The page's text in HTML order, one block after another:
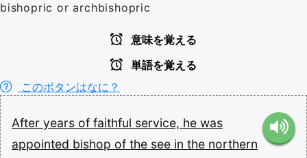
bishopric or archbishopric
意味を覚える
単語を覚える
このボタンはなに？
After years of faithful service, he was
appointed bishop of the see in the northern